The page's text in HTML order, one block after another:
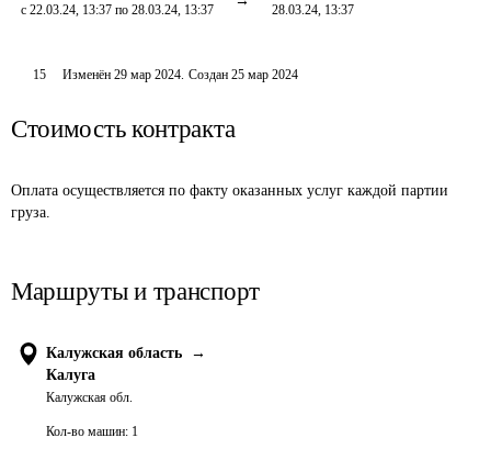
с 22.03.24, 13:37 по 28.03.24, 13:37 28.03.24, 13:37
15 Изменён29 мар 2024. Создан 25 мар 2024
Стоимость контракта
Оплата осуществляется по факту оказанных услуг каждой партии
груза.
Маршруты и транспорт
Калужская область
→
Калуга
Калужская обл.
Кол-во машин: 1